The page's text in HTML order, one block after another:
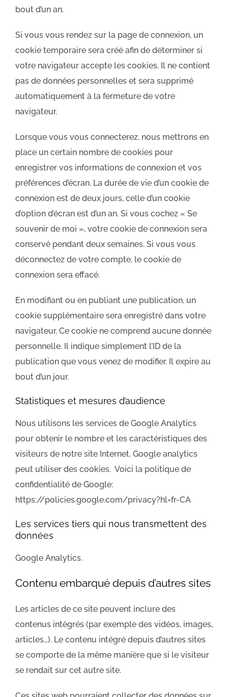
bout d’un an.
Si vous vous rendez sur la page de connexion, un
cookie temporaire sera créé afin de déterminer si
votre navigateur accepte les cookies. Il ne contient
pas de données personnelles et sera supprimé
automatiquement à la fermeture de votre
navigateur.
Lorsque vous vous connecterez, nous mettrons en
place un certain nombre de cookies pour
enregistrer vos informations de connexion et vos
préférences d’écran. La durée de vie d’un cookie de
connexion est de deux jours, celle d’un cookie
d’option d’écran est d’un an. Si vous cochez « Se
souvenir de moi », votre cookie de connexion sera
conservé pendant deux semaines. Si vous vous
déconnectez de votre compte, le cookie de
connexion sera effacé.
En modifiant ou en publiant une publication, un
cookie supplémentaire sera enregistré dans votre
navigateur. Ce cookie ne comprend aucune donnée
personnelle. Il indique simplement l’ID de la
publication que vous venez de modifier. Il expire au
bout d’un jour.
Statistiques et mesures d’audience
Nous utilisons les services de Google Analytics
pour obtenir le nombre et les caractéristiques des
visiteurs de notre site Internet. Google analytics
peut utiliser des cookies. Voici la politique de
confidentialité de Google:
https://policies.google.com/privacy?hl=fr-CA
Les services tiers qui nous transmettent des
données
Google Analytics.
Contenu embarqué depuis d’autres sites
Les articles de ce site peuvent inclure des
contenus intégrés (par exemple des vidéos, images,
articles…). Le contenu intégré depuis d’autres sites
se comporte de la même manière que si le visiteur
se rendait sur cet autre site.